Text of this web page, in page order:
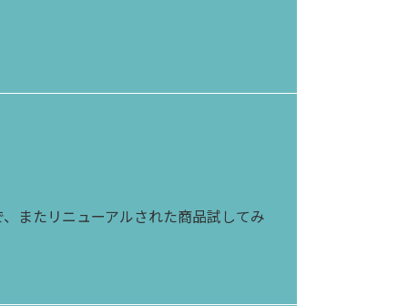
またリニューアルされた商品試してみ